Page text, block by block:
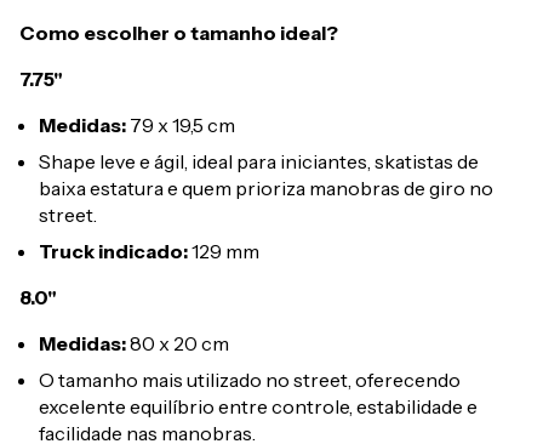
Como escolher o tamanho ideal?
7.75"
Medidas: 79 x 19,5 cm
Shape leve e ágil, ideal para iniciantes, skatistas de
baixa estatura e quem prioriza manobras de giro no
street.
Truck indicado:129 mm
8.0"
Medidas:80 x 20 cm
O tamanho mais utilizado no street, oferecendo
excelente equilíbrio entre controle, estabilidade e
facilidade nas manobras.